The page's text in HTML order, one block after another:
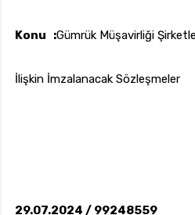
Konu :Gümrük Müşavirliği
İlişkin İmzalanacak Sözleşmeler
29.07.2024 / 99248559